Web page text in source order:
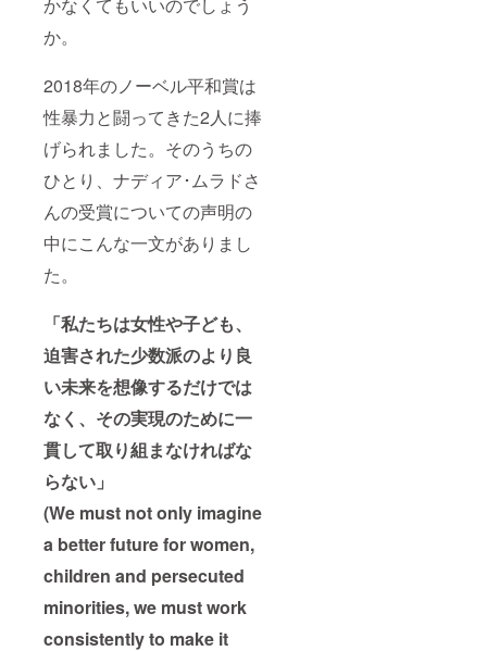
か。
2018年のノーベル平和賞は
性暴力と闘ってきた2人に捧
げられました。そのうちの
ひとり、ナディア･ムラドさ
んの受賞についての声明の
中にこんな一文がありまし
た。
「私たちは女性や子ども、
迫害された少数派のより良
い未来を想像するだけでは
なく、その実現のために一
貫して取り組まなければな
らない」
(We must not only imagine
a better future for women,
children and persecuted
minorities, we must work
consistently to make it